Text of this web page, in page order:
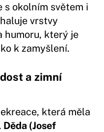
s okolním světem i
vrstvy
humoru, který je
k zamyšlení.
a zimní
která měla
Děda (Josef